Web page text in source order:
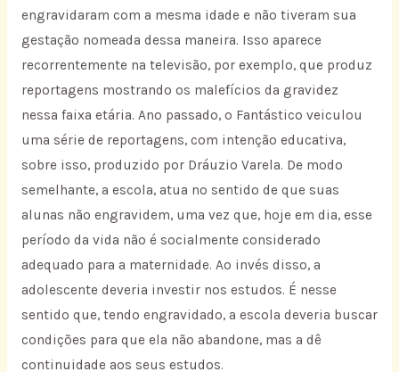
engravidaram com a mesma idade e não tiveram sua
gestação nomeada dessa maneira. Isso aparece
recorrentemente na televisão, por exemplo, que produz
reportagens mostrando os malefícios da gravidez
nessa faixa etária. Ano passado, o Fantástico veiculou
uma série de reportagens, com intenção educativa,
sobre isso, produzido por Dráuzio Varela. De modo
semelhante, a escola, atua no sentido de que suas
alunas não engravidem, uma vez que, hoje em dia, esse
período da vida não é socialmente considerado
adequado para a maternidade. Ao invés disso, a
adolescente deveria investir nos estudos. É nesse
sentido que, tendo engravidado, a escola deveria buscar
condições para que ela não abandone, mas a dê
continuidade aos seus estudos.